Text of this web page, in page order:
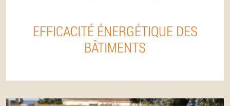
EFFICACITÉ ÉNERGÉTIQUE DES
BÂTIMENTS